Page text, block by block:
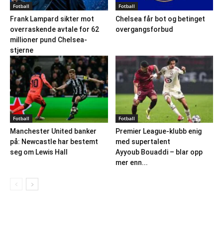
Fotball
Frank Lampard sikter mot
overraskende avtale for 62
millioner pund Chelsea-
stjerne
Fotball
Chelsea får bot og betinget
overgangsforbud
Fotball
Manchester United banker
på: Newcastle har bestemt
seg om Lewis Hall
Fotball
Premier League-klubb enig
med supertalent
Ayyoub Bouaddi – blar opp
mer enn...